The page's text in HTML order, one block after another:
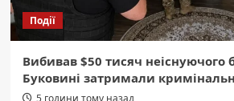
Події
Вибивав $50 тисяч неіснуючого
Буковині затримали